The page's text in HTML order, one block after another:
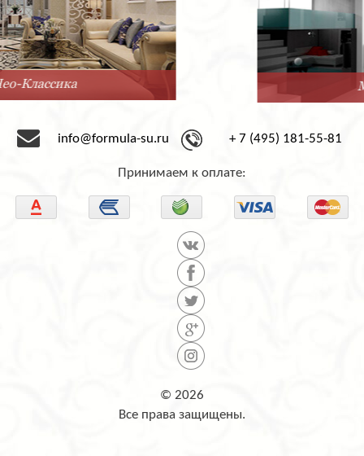
Минимализм
info@formula-su.ru + 7 (495) 181-55-81
Принимаем к оплате:
© 2026
Все права защищены.